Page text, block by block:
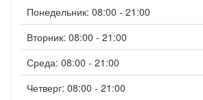
Понедельник: 08:00 - 21:00
Вторник: 08:00 - 21:00
Среда: 08:00 - 21:00
Четверг: 08:00 - 21:00